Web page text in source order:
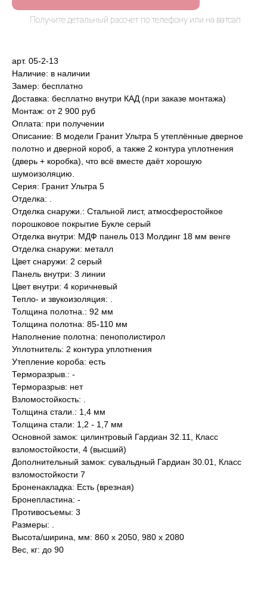
арт. 05-2-13
Наличие: в наличии
Замер: бесплатно
Доставка: бесплатно внутри КАД (при заказе монтажа)
Монтаж: от 2 900 руб
Оплата: при получении
Описание: В модели Гранит Ультра 5 утеплённые дверное
полотно и дверной короб, а также 2 контура уплотнения
(дверь + коробка), что всё вместе даёт хорошую
шумоизоляцию.
Серия: Гранит Ультра 5
Отделка: .
Отделка снаружи.: Стальной лист, атмосферостойкое
порошковое покрытие Букле серый
Отделка внутри: МДФ панель 013 Молдинг 18 мм венге
Отделка снаружи: металл
Цвет снаружи: 2 серый
Панель внутри: 3 линии
Цвет внутри: 4 коричневый
Тепло- и звукоизоляция: .
Толщина полотна.: 92 мм
Толщина полотна: 85-110 мм
Наполнение полотна: пенополистирол
Уплотнитель: 2 контура уплотнения
Утепление короба: есть
Терморазрыв.: -
Терморазрыв: нет
Взломостойкость: .
Толщина стали.: 1,4 мм
Толщина стали: 1,2 - 1,7 мм
Основной замок: цилинтровый Гардиан 32.11, Класс
взломостойкости, 4 (высший)
Дополнительный замок: сувальдный Гардиан 30.01, Класс
взломостойкости 7
Броненакладка: Есть (врезная)
Бронепластина: -
Противосъемы: 3
Размеры: .
Высота/ширина, мм: 860 х 2050, 980 х 2080
Вес, кг: до 90